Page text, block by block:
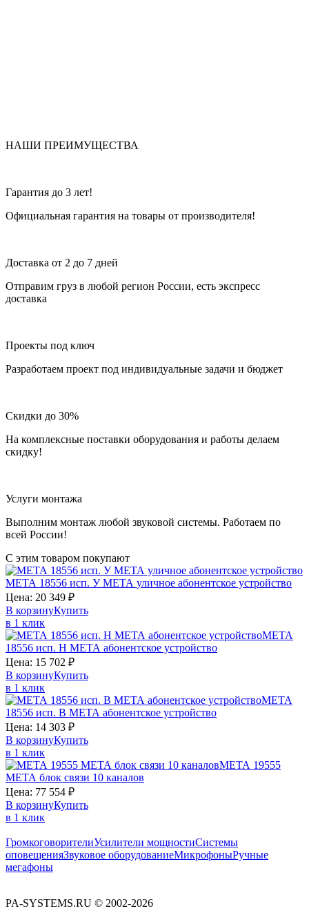
НАШИ ПРЕИМУЩЕСТВА
Гарантия до 3 лет!
Официальная гарантия на товары от производителя!
Доставка от 2 до 7 дней
Отправим груз в любой регион России, есть экспресс
доставка
Проекты под ключ
Разработаем проект под индивидуальные задачи и бюджет
Скидки до 30%
На комплексные поставки оборудования и работы делаем
скидку!
Услуги монтажа
Выполним монтаж любой звуковой системы. Работаем по
всей России!
С этим товаром покупают
МЕТА 18556 исп. УМЕТА уличное абонентское устройство
Цена: 20 349 ₽
В корзинуКупить
в 1 клик
МЕТА
18556 исп. Н МЕТА абонентское устройство
Цена: 15 702 ₽
В корзинуКупить
в 1 клик
МЕТА
18556 исп. В МЕТА абонентское устройство
Цена: 14 303 ₽
В корзинуКупить
в 1 клик
МЕТА 19555
МЕТА блок связи 10 каналов
Цена: 77 554 ₽
В корзинуКупить
в 1 клик
ГромкоговорителиУсилители мощностиСистемы
оповещенияЗвуковое оборудованиеМикрофоныРучные
мегафоны
PA-SYSTEMS.RU © 2002-2026